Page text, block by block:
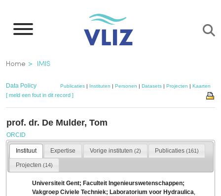
naar
inhoud
gaan
Kruimelpad
Home IMIS
Data Policy Publicaties| Instituten | Personen | Datasets| Projecten | Kaarten
[ meld een fout in dit record ]
prof. dr. De Mulder, Tom
ORCID
Instituut Expertise Vorige instituten (2) Publicaties (161)
Projecten (14)
Universiteit Gent; Faculteit Ingenieurswetenschappen;
Vakgroep Civiele Techniek; Laboratorium voor Hydraulica